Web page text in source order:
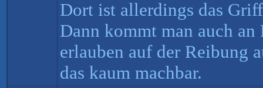
Dort ist allerdings das
Dann kommt man auch
erlauben auf der Reibung
das kaum machbar.